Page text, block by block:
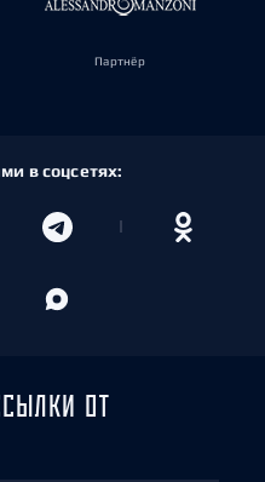
Партнёр
в соцсетях:
ОТ